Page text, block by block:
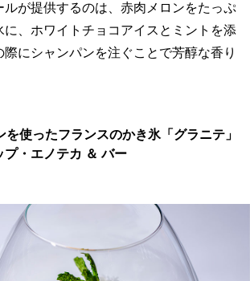
ルが提供するのは、赤肉メロンをたっぷ
に、ホワイトチョコアイスとミントを添
際にシャンパンを注ぐことで芳醇な香り
使ったフランスのかき氷「グラニテ」
・エノテカ ＆ バー